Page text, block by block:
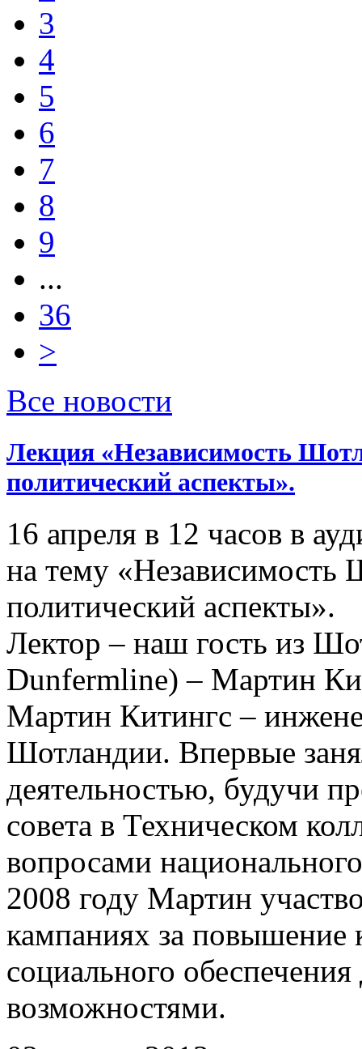
3
4
5
6
7
8
9
...
36
>
Все новости
Лекция «Независимость
политический аспекты».
16 апреля в 12 часов в
на тему
политический аспекты».
Лектор – наш гость из
Dunfermline) – Мартин
Мартин Китингс –
Шотландии. Впервые
деятельностью, будучи
совета в Техническом
вопросами
2008 году Мартин
кампаниях за повышение
социального
возможностями.